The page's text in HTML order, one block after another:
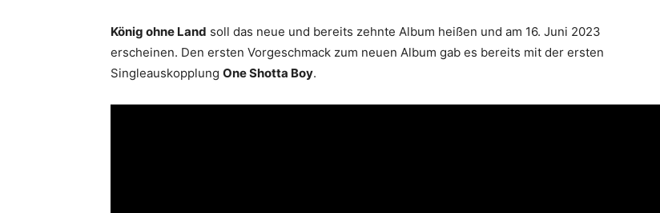
König ohne Land soll das neue und bereits zehnte Album heißen und am 16. Juni 2023
erscheinen. Den ersten Vorgeschmack zum neuen Album gab es bereits mit der ersten
Singleauskopplung One Shotta Boy.